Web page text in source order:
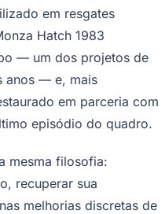
em resgates
Hatch 1983
— um dos projetos de
anos — e, mais
em parceria com
episódio do quadro.
mesma filosofia:
recuperar sua
melhorias discretas de